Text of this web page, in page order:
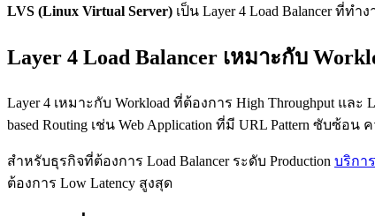
LVS (Linux Virtual Server) เป็น Layer 4 Load Balancer ที่ทำ
Layer 4 Load Balancer เหมาะกับ
Layer 4 เหมาะกับ Workload ที่ต้องการ High Throughput และ
based Routing เช่น Web Application ที่มี URL Pattern ซับซ้อน
สำหรับธุรกิจที่ต้องการ Load Balancer ระดับ Production บริการ
ต้องการ Low Latency สูงสุด